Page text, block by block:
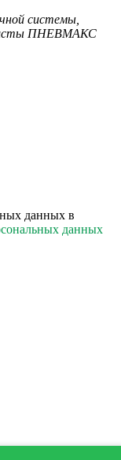
системы,
ПНЕВМАКС
данных в
данных